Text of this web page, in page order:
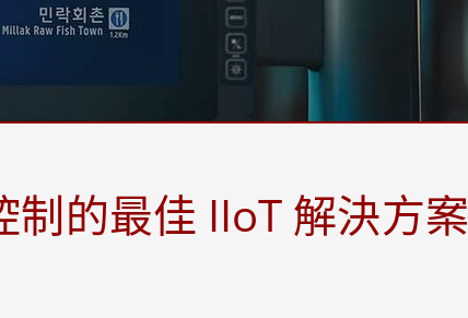
人工智慧電腦
不鏽鋼工業顯示器
的最佳 IIoT 解決方案